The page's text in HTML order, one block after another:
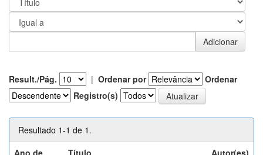
Result./Pág. | Ordenar por
Ordenar
Registro(s)
Resultado 1-1 de 1.
Ano de
Título Autor(es)